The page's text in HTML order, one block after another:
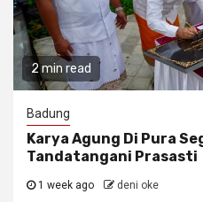
2 min read
Badung
Karya Agung Di Pura
Tandatangani Prasasti
1 week ago deni oke